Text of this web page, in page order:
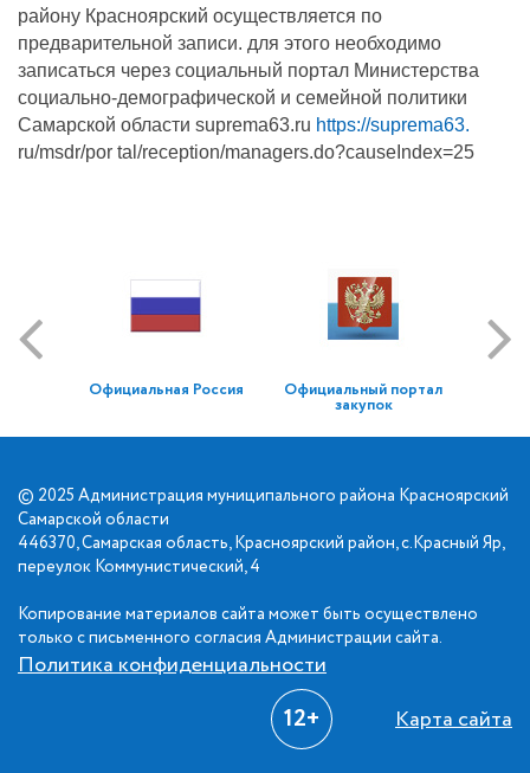
району Красноярский осуществляется по
предварительной записи. для этого необходимо
записаться через социальный портал Министерства
социально-демографической и семейной политики
Самарской области suprema63.ru https://suprema63.
ru/msdr/por tal/reception/managers.do?causeIndex=25
Официальная Россия Официальный портал
закупок
© 2025 Администрация муниципального района Красноярский
Самарской области
446370, Самарская область, Красноярский район, с.Красный Яр,
переулок Коммунистический, 4
Копирование материалов сайта может быть осуществлено
только с письменного согласия Администрации сайта.
Политика конфиденциальности
12+ Карта сайта